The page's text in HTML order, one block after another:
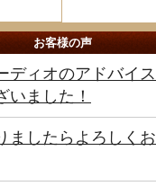
お客様の声
ディオのアドバイス
いました！
ましたらよろしく